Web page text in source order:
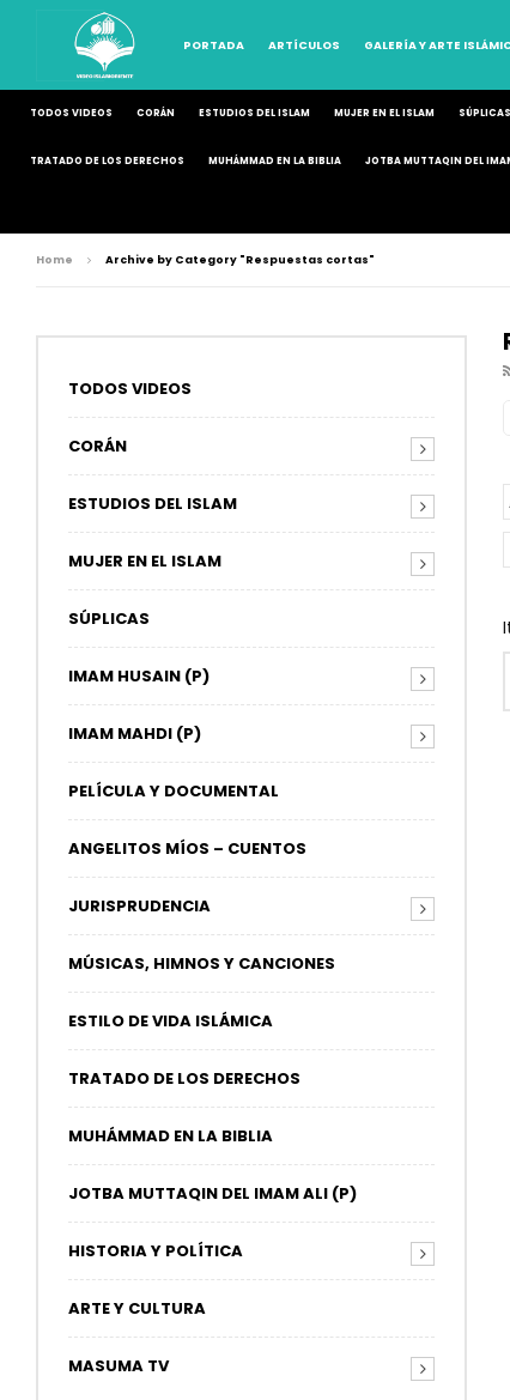
PORTADA ARTÍCULOS GALERÍA Y ARTE
TODOS VIDEOS CORÁN ESTUDIOS DEL ISLAM MUJER EN EL ISLAM SÚPLICAS
TRATADO DE LOS DERECHOS MUHÁMMAD EN LA BIBLIA JOTBA MUTTAQIN DEL
Home Archive by Category "Respuestas cortas"
TODOS VIDEOS
CORÁN
ESTUDIOS DEL ISLAM
MUJER EN EL ISLAM
SÚPLICAS
IMAM HUSAIN (P)
IMAM MAHDI (P)
PELÍCULA Y DOCUMENTAL
ANGELITOS MÍOS – CUENTOS
JURISPRUDENCIA
MÚSICAS, HIMNOS Y CANCIONES
ESTILO DE VIDA ISLÁMICA
TRATADO DE LOS DERECHOS
MUHÁMMAD EN LA BIBLIA
JOTBA MUTTAQIN DEL IMAM ALI (P)
HISTORIA Y POLÍTICA
ARTE Y CULTURA
MASUMA TV